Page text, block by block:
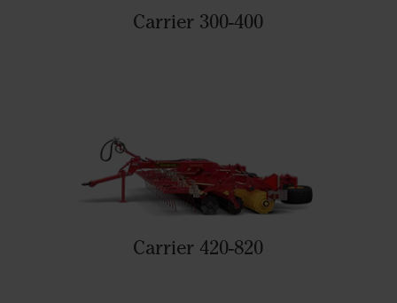
Carrier 300-400
Carrier 420-820